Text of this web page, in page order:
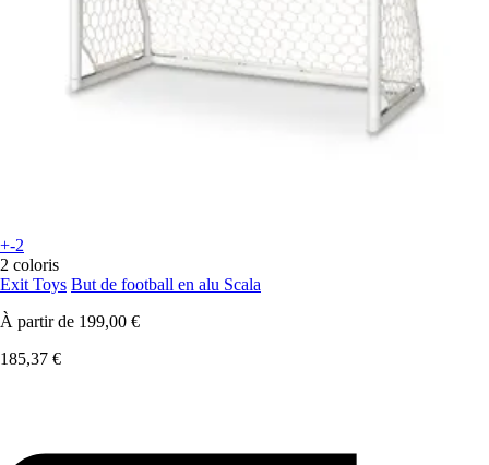
+-2
2 coloris
Exit Toys But de football en alu Scala
À partir de 199,00 €
185,37 €